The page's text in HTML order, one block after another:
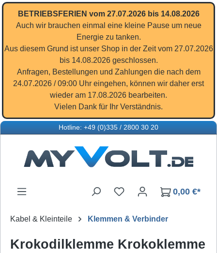
Zum Hauptinhalt springen
BETRIEBSFERIEN vom 27.07.2026 bis 14.08.2026
Auch wir brauchen einmal eine kleine Pause um neue
Energie zu tanken.
Aus diesem Grund ist unser Shop in der Zeit vom 27.07.2026
bis 14.08.2026 geschlossen.
Anfragen, Bestellungen und Zahlungen die nach dem
24.07.2026 / 09:00 Uhr eingehen, können wir daher erst
wieder am 17.08.2026 bearbeiten.
Vielen Dank für Ihr Verständnis.
Hotline: +49 (0)335 / 2800 30 20
Du hast 0 Produkte auf
0,00 €*
Kabel & Kleinteile Klemmen & Verbinder
Krokodilklemme Krokoklemme